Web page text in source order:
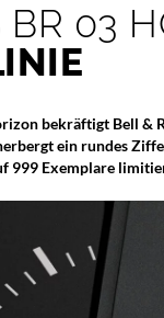
BR 03
bekräftigt Bell &
ein rundes
999 Exemplare